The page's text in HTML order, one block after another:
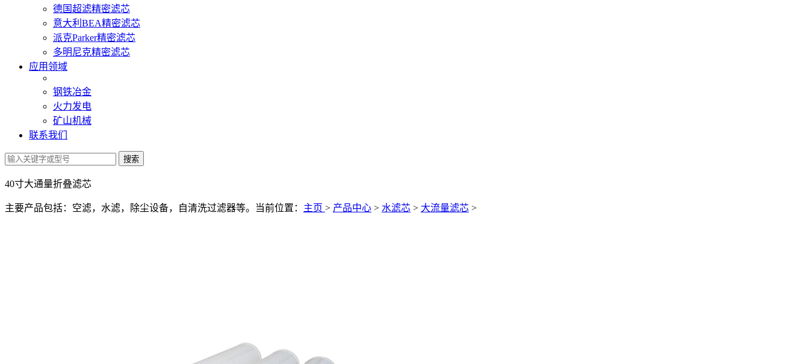
德国超滤精密滤芯
意大利BEA精密滤芯
派克Parker精密滤芯
多明尼克精密滤芯
应用领域
钢铁冶金
火力发电
矿山机械
联系我们
40寸大通量折叠滤芯
主要产品包括：空滤，水滤，除尘设备，自清洗过滤器等。 当前位置： 主页 > 产品中心 > 水滤芯 > 大流量滤芯 >